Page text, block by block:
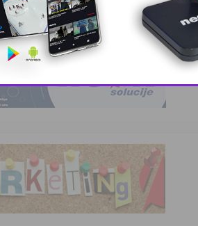
This popup will close